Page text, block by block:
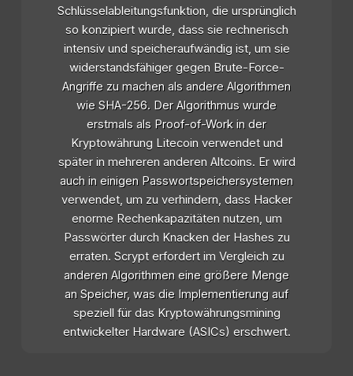
Schlüsselableitungsfunktion, die ursprünglich
so konzipiert wurde, dass sie rechnerisch
intensiv und speicheraufwändig ist, um sie
widerstandsfähiger gegen Brute-Force-
Angriffe zu machen als andere Algorithmen
wie SHA-256. Der Algorithmus wurde
erstmals als Proof-of-Work in der
Kryptowährung Litecoin verwendet und
später in mehreren anderen Altcoins. Er wird
auch in einigen Passwortspeichersystemen
verwendet, um zu verhindern, dass Hacker
enorme Rechenkapazitäten nutzen, um
Passwörter durch Knacken der Hashes zu
erraten. Scrypt erfordert im Vergleich zu
anderen Algorithmen eine größere Menge
an Speicher, was die Implementierung auf
speziell für das Kryptowährungsmining
entwickelter Hardware (ASICs) erschwert.